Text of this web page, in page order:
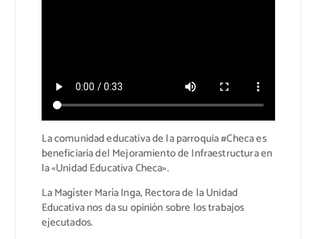
La comunidad educativa de la parroquia #Checa es
beneficiaria del Mejoramiento de Infraestructura en
la «Unidad Educativa Checa».
La Magíster María Inga, Rectora de la Unidad
Educativa nos da su opinión sobre los trabajos
ejecutados.